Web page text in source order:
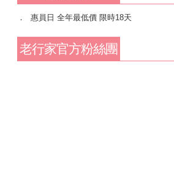
惠員日 全年最低價 限時18天
老行家官方粉絲團